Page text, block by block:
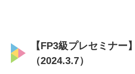
【FP3級プレセミナー
（2024.3.7）